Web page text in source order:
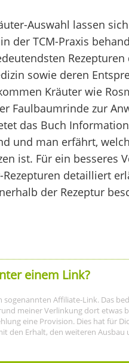
Auswahl lassen
der TCM-Praxis
sowie deren
Kräuter wie
Faulbaumrinde zur
das Buch
und man erfährt,
ist. Für ein besseres
detailliert
der Rezeptur
einem Link?
Affiliate-Link. Das
meiner Verlinkung dort etwas
eine Provision. Dies hat für
den Erhalt, den weiteren Ausbau